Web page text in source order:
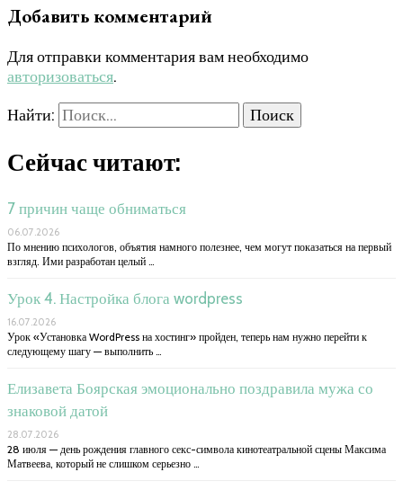
Добавить комментарий
Для отправки комментария вам необходимо
авторизоваться.
Найти:
Сейчас читают:
7 причин чаще обниматься
06.07.2026
По мнению психологов, объятия намного полезнее, чем могут показаться на первый
взгляд. Ими разработан целый …
Урок 4. Настройка блога wordpress
16.07.2026
Урок «Установка WordPress на хостинг» пройден, теперь нам нужно перейти к
следующему шагу — выполнить …
Елизавета Боярская эмоционально поздравила мужа со
знаковой датой
28.07.2026
28 июля — день рождения главного секс-символа кинотеатральной сцены Максима
Матвеева, который не слишком серьезно …